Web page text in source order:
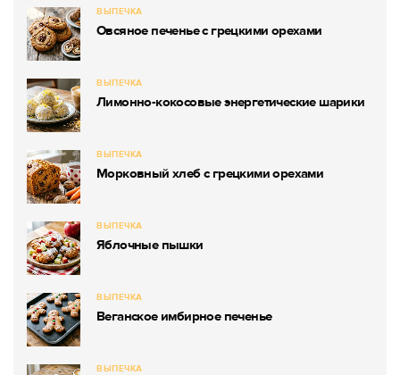
ВЫПЕЧКА
Овсяное печенье с грецкими орехами
ВЫПЕЧКА
Лимонно-кокосовые энергетические шарики
ВЫПЕЧКА
Морковный хлеб с грецкими орехами
ВЫПЕЧКА
Яблочные пышки
ВЫПЕЧКА
Веганское имбирное печенье
ВЫПЕЧКА